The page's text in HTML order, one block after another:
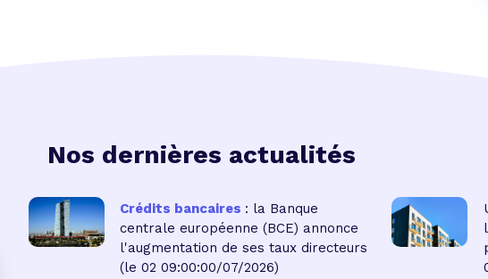
Nos dernières actualités
Crédits bancaires : la Banque
centrale européenne (BCE) annonce
l'augmentation de ses taux directeurs
(le 02 09:00:00/07/2026)